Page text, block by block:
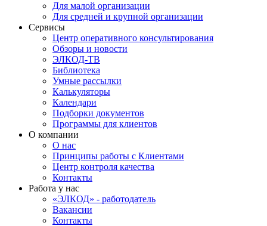
Для малой организации
Для средней и крупной организации
Сервисы
Центр оперативного консультирования
Обзоры и новости
ЭЛКОД-ТВ
Библиотека
Умные рассылки
Калькуляторы
Календари
Подборки документов
Программы для клиентов
О компании
О нас
Принципы работы с Клиентами
Центр контроля качества
Контакты
Работа у нас
«ЭЛКОД» - работодатель
Вакансии
Контакты